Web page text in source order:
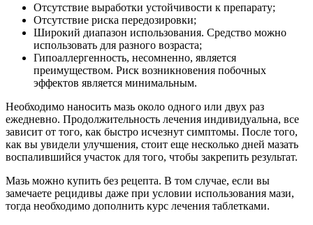
Отсутствие выработки устойчивости к препарату;
Отсутствие риска передозировки;
Широкий диапазон использования. Средство можно
использовать для разного возраста;
Гипоаллергенность, несомненно, является
преимуществом. Риск возникновения побочных
эффектов является минимальным.
Необходимо наносить мазь около одного или двух раз
ежедневно. Продолжительность лечения индивидуальна, все
зависит от того, как быстро исчезнут симптомы. После того,
как вы увидели улучшения, стоит еще несколько дней мазать
воспалившийся участок для того, чтобы закрепить результат.
Мазь можно купить без рецепта. В том случае, если вы
замечаете рецидивы даже при условии использования мази,
тогда необходимо дополнить курс лечения таблетками.